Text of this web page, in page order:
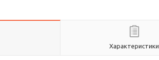
Характеристики